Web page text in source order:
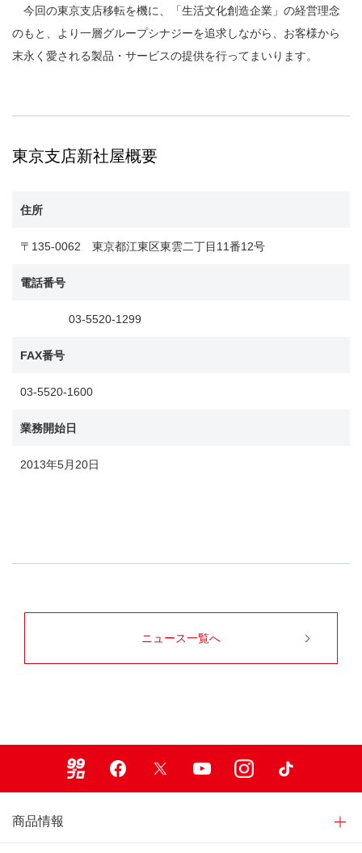
今回の東京支店移転を機に、「生活文化創造企業」の経営理念
のもと、より一層グループシナジーを追求しながら、お客様から
末永く愛される製品・サービスの提供を行ってまいります。
東京支店新社屋概要
住所
〒135-0062 東京都江東区東雲二丁目11番12号
電話番号
03-5520-1299
FAX番号
03-5520-1600
業務開始日
2013年5月20日
ニュース一覧へ
商品情報